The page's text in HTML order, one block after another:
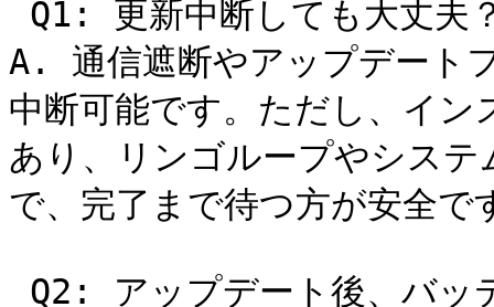
A. 通信遮断やアップデート
中断可能です。ただし、イ
あり、リンゴループやシス
で、完了まで待つ方が安全で